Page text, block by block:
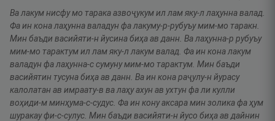
Ва лакум нисфу мо тарака азвоҷукум ил лам яку-л лаҳунна валад.
Фа ин кона лаҳунна валадун фа лакуму-р-рубуъу мим-мо таракн.
Мин баъди васийяти-н йусина биҳа ав данн. Ва лаҳунна-р рубуъу
мим-мо тарактум ил лам яку-л лакум валад. Фа ин кона лакум
валадун фа лаҳунна-с сумуну мим-мо тарактум. Мин баъди
васийятин тусуна биҳа ав данн. Ва ин кона раҷулу-н йурасу
калолатан ав имраату-в ва лаҳу ахун ав ухтун фа ли кулли
воҳиди-м минҳума-с-судус. Фа ин кону аксара мин золика фа ҳум
шуракау фи-с-сулус. Мин баъди васийяти-н йусо биҳа ав дайнин